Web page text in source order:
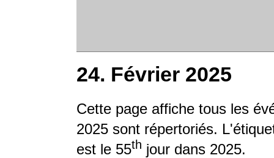
24. Février 2025
Cette page affiche tous les
2025 sont répertoriés.
est le 55th jour dans 2025.